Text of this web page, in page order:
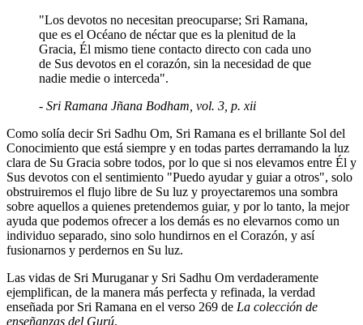
"Los devotos no necesitan preocuparse; Sri Ramana,
que es el Océano de néctar que es la plenitud de la
Gracia, Él mismo tiene contacto directo con cada uno
de Sus devotos en el corazón, sin la necesidad de que
nadie medie o interceda".
- Sri Ramana Jñana Bodham , vol. 3, p. xii
Como solía decir Sri Sadhu Om, Sri Ramana es el brillante Sol del
Conocimiento que está siempre y en todas partes derramando la luz
clara de Su Gracia sobre todos, por lo que si nos elevamos entre Él y
Sus devotos con el sentimiento "Puedo ayudar y guiar a otros", solo
obstruiremos el flujo libre de Su luz y proyectaremos una sombra
sobre aquellos a quienes pretendemos guiar, y por lo tanto, la mejor
ayuda que podemos ofrecer a los demás es no elevarnos como un
individuo separado, sino solo hundirnos en el Corazón, y así
fusionarnos y perdernos en Su luz.
Las vidas de Sri Muruganar y Sri Sadhu Om verdaderamente
ejemplifican, de la manera más perfecta y refinada, la verdad
enseñada por Sri Ramana en el verso 269 de La colección de
enseñanzas del Gurú,